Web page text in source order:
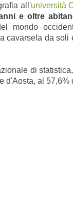
all'università
e oltre
mondo
cavarsela da
di
d'Aosta, al